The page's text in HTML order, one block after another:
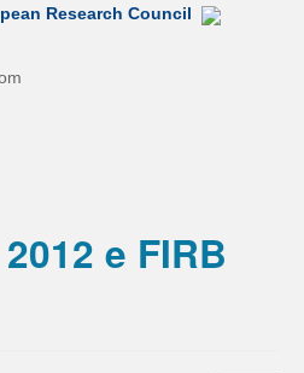
Research Council
e FIRB